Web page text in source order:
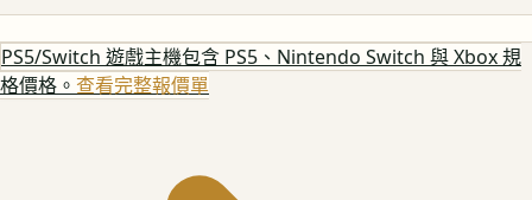
PS5/Switch 遊戲主機包含 PS5、Nintendo Switch 與 Xbox 規
格價格。 查看完整報價單